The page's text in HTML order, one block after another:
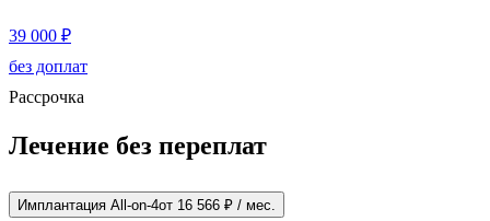
39 000 ₽
без доплат
Рассрочка
Лечение без переплат
Имплантация All-on-4от 16 566 ₽ / мес.